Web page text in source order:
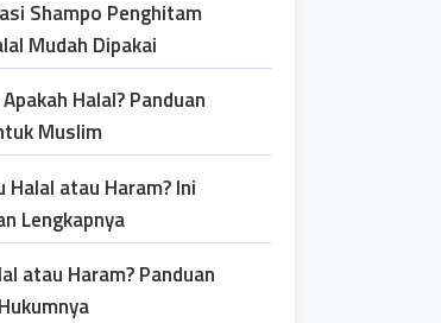
Shampo Penghitam
Mudah Dipakai
Halal? Panduan
Muslim
Halal atau Haram? Ini
Lengkapnya
atau Haram? Panduan